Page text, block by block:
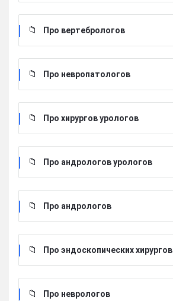
Про вертебрологов
Про невропатологов
Про хирургов урологов
Про андрологов урологов
Про андрологов
Про эндоскопических хирургов
Про неврологов